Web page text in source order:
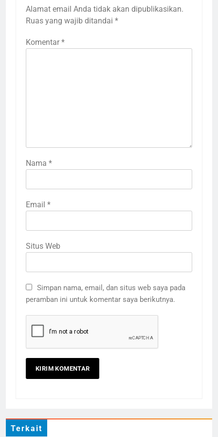
Alamat email Anda tidak akan dipublikasikan.
Ruas yang wajib ditandai *
Komentar *
Nama *
Email *
Situs Web
Simpan nama, email, dan situs web saya pada
peramban ini untuk komentar saya berikutnya.
Terkait
3
Terima Kasih Guru Ngaji untuk
Donatur Ramadan Gemar
LAPORAN
AKSI SIGAP BENCANA LAPORAN